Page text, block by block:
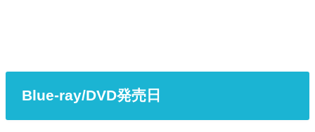
Blue-ray/DVD発売日